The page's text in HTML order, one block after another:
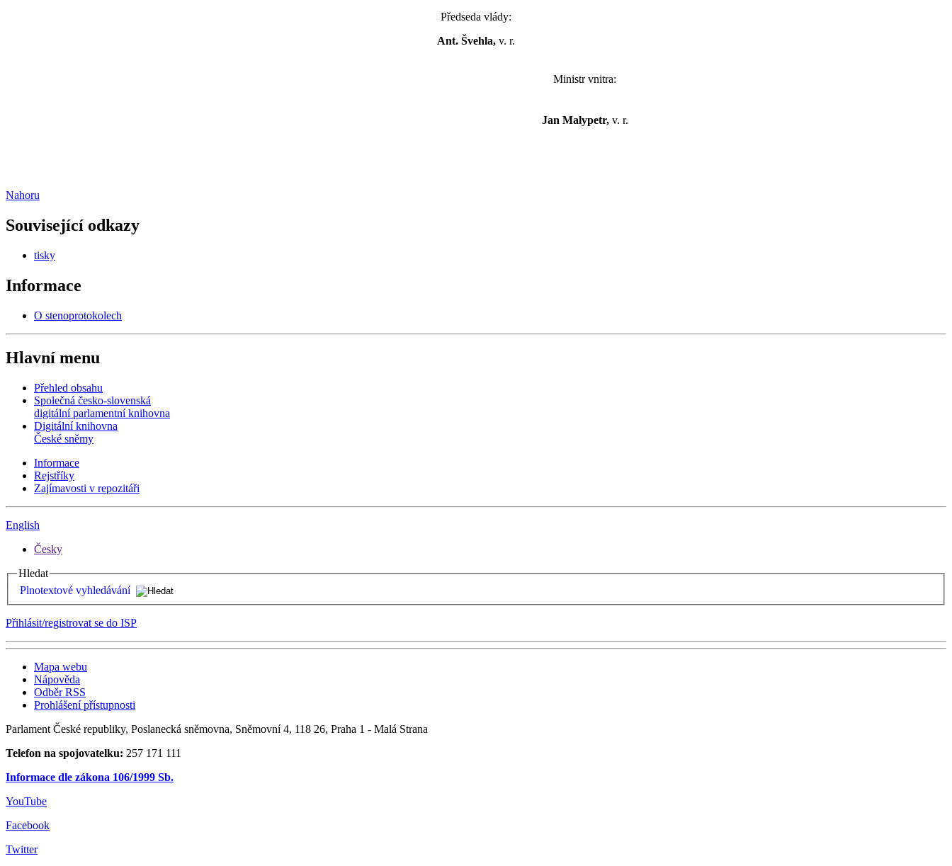
Předseda vlády:
Ant. Švehla, v. r.
Ministr vnitra:
Jan Malypetr, v. r.
Nahoru
Související odkazy
tisky
Informace
O stenoprotokolech
Hlavní menu
Přehled obsahu
Společná česko-slovenská
digitální parlamentní knihovna
Digitální knihovna
České sněmy
Informace
Rejstříky
Zajímavosti v repozitáři
English
Česky
Hledat
Plnotextové vyhledávání
Přihlásit/registrovat se do ISP
Mapa webu
Nápověda
Odběr RSS
Prohlášení přístupnosti
Parlament České republiky, Poslanecká sněmovna, Sněmovní 4, 118 26, Praha 1 - Malá Strana
Telefon na spojovatelku: 257 171 111
Informace dle zákona 106/1999 Sb.
YouTube
Facebook
Twitter